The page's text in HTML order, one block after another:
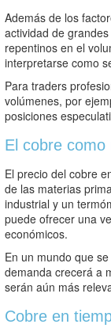
Además de los
actividad de
repentinos en el
interpretarse como
Para traders
volúmenes, por
posiciones
El cobre
El precio del cobre
de las materias
industrial y un
puede ofrecer una
económicos.
En un mundo que
demanda crecerá a
serán aún más
Cobre en